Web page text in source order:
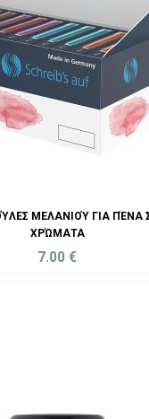
ΜΕΛΑΝΙΟΎ ΓΙΑ ΠΈΝΑ
ΧΡΏΜΑΤΑ
7.00 €